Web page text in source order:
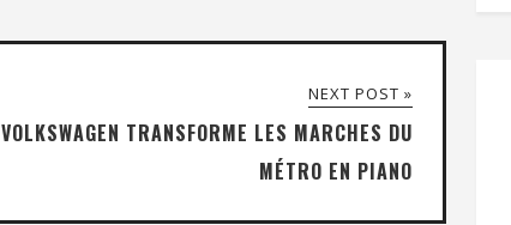
NEXT POST »
VOLKSWAGEN TRANSFORME LES MARCHES DU
MÉTRO EN PIANO